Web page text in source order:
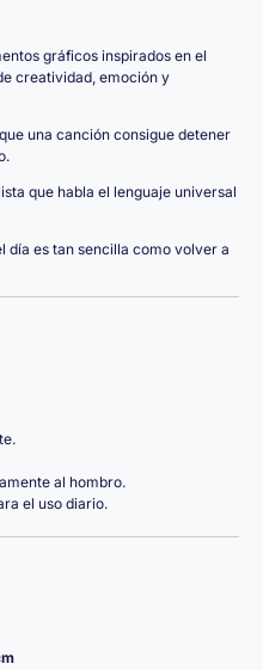
gráficos inspirados en el
creatividad, emoción y
una canción consigue detener
que habla el lenguaje universal
día es tan sencilla como volver a
al hombro.
el uso diario.